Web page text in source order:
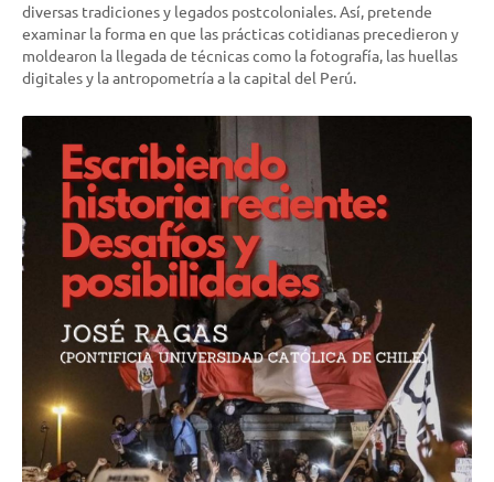
diversas tradiciones y legados postcoloniales. Así, pretende
examinar la forma en que las prácticas cotidianas precedieron y
moldearon la llegada de técnicas como la fotografía, las huellas
digitales y la antropometría a la capital del Perú.